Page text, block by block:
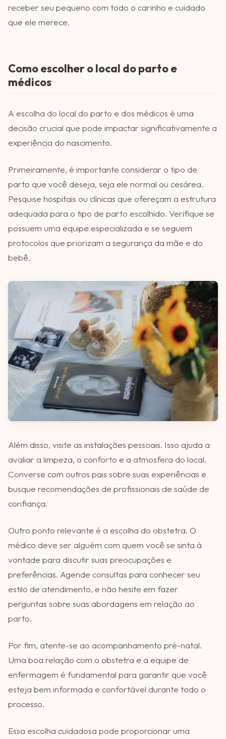
receber seu pequeno com todo o carinho e cuidado
que ele merece.
Como escolher o local do parto e
médicos
A escolha do local do parto e dos médicos é uma
decisão crucial que pode impactar significativamente a
experiência do nascimento.
Primeiramente, é importante considerar o tipo de
parto que você deseja, seja ele normal ou cesárea.
Pesquise hospitais ou clínicas que ofereçam a estrutura
adequada para o tipo de parto escolhido. Verifique se
possuem uma equipe especializada e se seguem
protocolos que priorizam a segurança da mãe e do
bebê.
Além disso, visite as instalações pessoais. Isso ajuda a
avaliar a limpeza, o conforto e a atmosfera do local.
Converse com outros pais sobre suas experiências e
busque recomendações de profissionais de saúde de
confiança.
Outro ponto relevante é a escolha do obstetra. O
médico deve ser alguém com quem você se sinta à
vontade para discutir suas preocupações e
preferências. Agende consultas para conhecer seu
estilo de atendimento, e não hesite em fazer
perguntas sobre suas abordagens em relação ao
parto.
Por fim, atente-se ao acompanhamento pré-natal.
Uma boa relação com o obstetra e a equipe de
enfermagem é fundamental para garantir que você
esteja bem informada e confortável durante todo o
processo.
Essa escolha cuidadosa pode proporcionar uma